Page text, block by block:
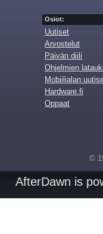
Osiot:
Uutiset
Arvostelut
Päivän diili
Ohjelmien
Mobiilialan
Hardware.fi
Oppaat
©
AfterDawn is